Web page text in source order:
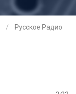
Русское Радио